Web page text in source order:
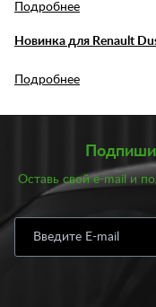
Подробнее
Новинка для Renault
Подробнее
Оставь свой e-mail и